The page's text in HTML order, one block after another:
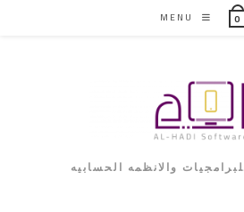
0
MENU
والانظمه الحسابيه